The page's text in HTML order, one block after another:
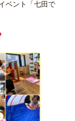
ベント「七田で